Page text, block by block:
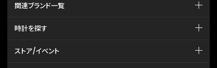
関連ブランド一覧
時計を探す
ストア/イベント